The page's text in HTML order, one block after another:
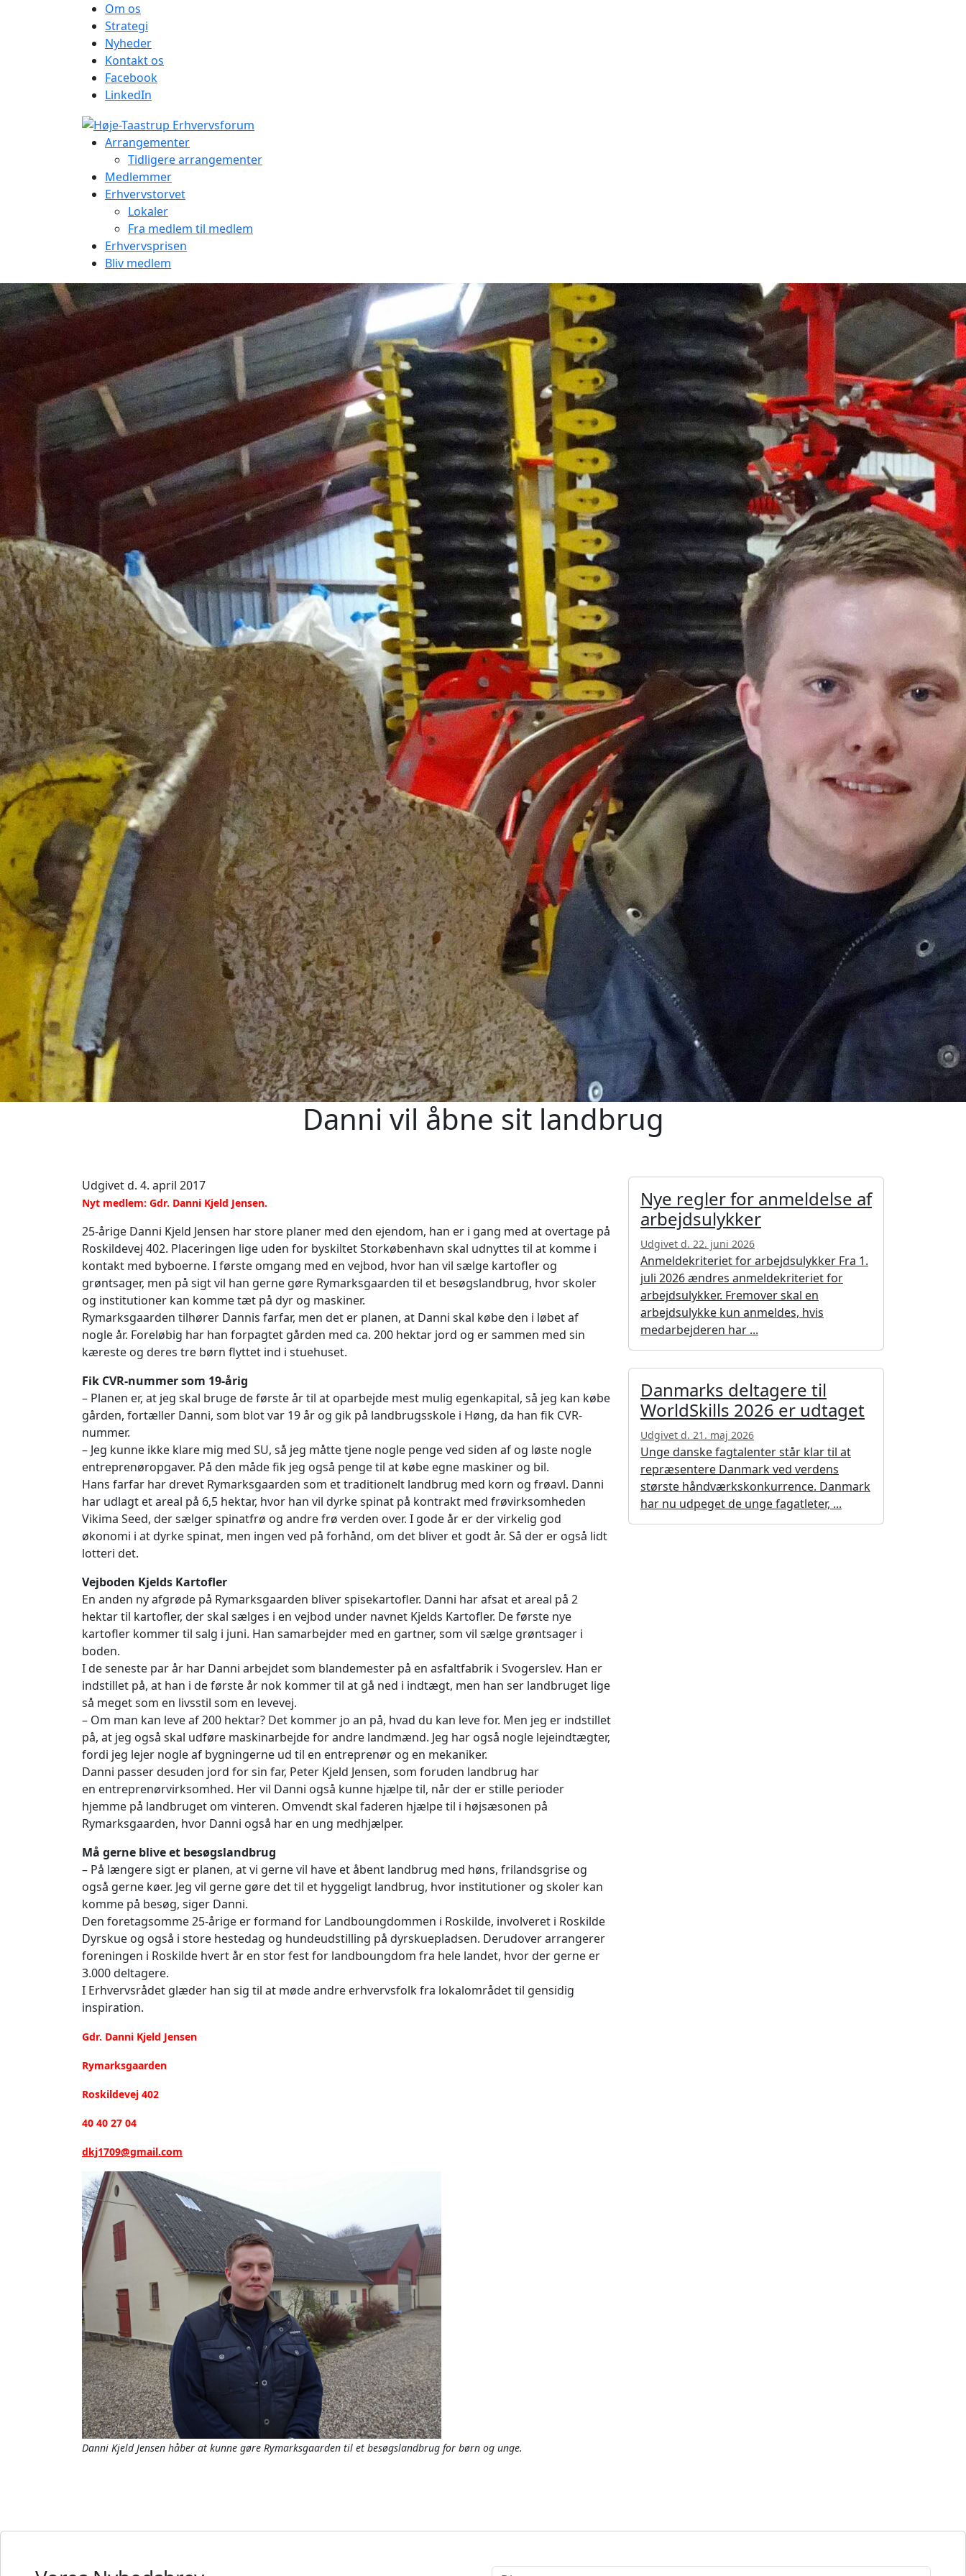
Om os
Strategi
Nyheder
Kontakt os
Facebook
LinkedIn
Arrangementer
Tidligere arrangementer
Medlemmer
Erhvervstorvet
Lokaler
Fra medlem til medlem
Erhvervsprisen
Bliv medlem
Danni vil åbne sit landbrug
Udgivet d. 4. april 2017
Nyt medlem: Gdr. Danni Kjeld Jensen.
25-årige Danni Kjeld Jensen har store planer med den ejendom, han er i gang med at overtage på
Roskildevej 402. Placeringen lige uden for byskiltet Storkøbenhavn skal udnyttes til at komme i
kontakt med byboerne. I første omgang med en vejbod, hvor han vil sælge kartofler og
grøntsager, men på sigt vil han gerne gøre Rymarksgaarden til et besøgslandbrug, hvor skoler
og institutioner kan komme tæt på dyr og maskiner.
Rymarksgaarden tilhører Dannis farfar, men det er planen, at Danni skal købe den i løbet af
nogle år. Foreløbig har han forpagtet gården med ca. 200 hektar jord og er sammen med sin
kæreste og deres tre børn flyttet ind i stuehuset.
Fik CVR-nummer som 19-årig
– Planen er, at jeg skal bruge de første år til at oparbejde mest mulig egenkapital, så jeg kan købe
gården, fortæller Danni, som blot var 19 år og gik på landbrugsskole i Høng, da han fik CVR-
nummer.
– Jeg kunne ikke klare mig med SU, så jeg måtte tjene nogle penge ved siden af og løste nogle
entreprenøropgaver. På den måde fik jeg også penge til at købe egne maskiner og bil.
Hans farfar har drevet Rymarksgaarden som et traditionelt landbrug med korn og frøavl. Danni
har udlagt et areal på 6,5 hektar, hvor han vil dyrke spinat på kontrakt med frøvirksomheden
Vikima Seed, der sælger spinatfrø og andre frø verden over. I gode år er der virkelig god
økonomi i at dyrke spinat, men ingen ved på forhånd, om det bliver et godt år. Så der er også lidt
lotteri det.
Vejboden Kjelds Kartofler
En anden ny afgrøde på Rymarksgaarden bliver spisekartofler. Danni har afsat et areal på 2
hektar til kartofler, der skal sælges i en vejbod under navnet Kjelds Kartofler. De første nye
kartofler kommer til salg i juni. Han samarbejder med en gartner, som vil sælge grøntsager i
boden.
I de seneste par år har Danni arbejdet som blandemester på en asfaltfabrik i Svogerslev. Han er
indstillet på, at han i de første år nok kommer til at gå ned i indtægt, men han ser landbruget lige
så meget som en livsstil som en levevej.
– Om man kan leve af 200 hektar? Det kommer jo an på, hvad du kan leve for. Men jeg er indstillet
på, at jeg også skal udføre maskinarbejde for andre landmænd. Jeg har også nogle lejeindtægter,
fordi jeg lejer nogle af bygningerne ud til en entreprenør og en mekaniker.
Danni passer desuden jord for sin far, Peter Kjeld Jensen, som foruden landbrug har
en entreprenørvirksomhed. Her vil Danni også kunne hjælpe til, når der er stille perioder
hjemme på landbruget om vinteren. Omvendt skal faderen hjælpe til i højsæsonen på
Rymarksgaarden, hvor Danni også har en ung medhjælper.
Må gerne blive et besøgslandbrug
– På længere sigt er planen, at vi gerne vil have et åbent landbrug med høns, frilandsgrise og
også gerne køer. Jeg vil gerne gøre det til et hyggeligt landbrug, hvor institutioner og skoler kan
komme på besøg, siger Danni.
Den foretagsomme 25-årige er formand for Landboungdommen i Roskilde, involveret i Roskilde
Dyrskue og også i store hestedag og hundeudstilling på dyrskuepladsen. Derudover arrangerer
foreningen i Roskilde hvert år en stor fest for landboungdom fra hele landet, hvor der gerne er
3.000 deltagere.
I Erhvervsrådet glæder han sig til at møde andre erhvervsfolk fra lokalområdet til gensidig
inspiration.
Gdr. Danni Kjeld Jensen
Rymarksgaarden
Roskildevej 402
40 40 27 04
dkj1709@gmail.com
Danni Kjeld Jensen håber at kunne gøre Rymarksgaarden til et besøgslandbrug for børn og unge.
Nye regler for anmeldelse af
arbejdsulykker
Udgivet d. 22. juni 2026
Anmeldekriteriet for arbejdsulykker Fra 1.
juli 2026 ændres anmeldekriteriet for
arbejdsulykker. Fremover skal en
arbejdsulykke kun anmeldes, hvis
medarbejderen har ...
Danmarks deltagere til
WorldSkills 2026 er udtaget
Udgivet d. 21. maj 2026
Unge danske fagtalenter står klar til at
repræsentere Danmark ved verdens
største håndværkskonkurrence. Danmark
har nu udpeget de unge fagatleter, ...